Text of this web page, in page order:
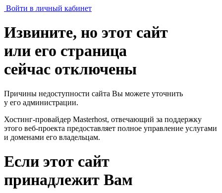
Войти в личный кабинет
Извините, но этот сайт
или его страница
сейчас отключены
Причины недоступности сайта Вы можете уточнить
у его администрации.
Хостинг-провайдер Masterhost, отвечающий за поддержку
этого веб-проекта предоставляет полное управление услугами
и доменами его владельцам.
Если этот сайт
принадлежит Вам